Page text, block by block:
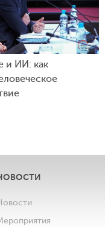
и ИИ: как